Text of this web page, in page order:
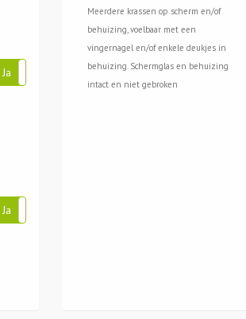
Ja
Ja
Meerdere krassen op scherm en/of
behuizing, voelbaar met een
vingernagel en/of enkele deukjes in
behuizing. Schermglas en behuizing
intact en niet gebroken